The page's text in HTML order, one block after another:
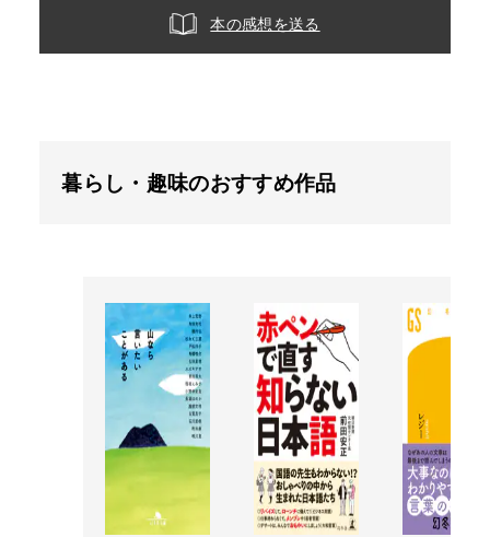
本の感想を送る
暮らし・趣味のおすすめ作品